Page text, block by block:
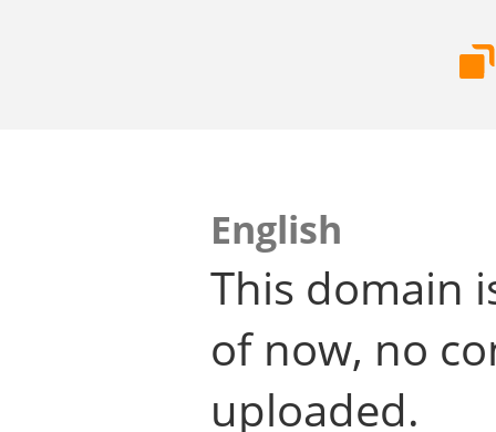
English
This domain
of now, no
uploaded.